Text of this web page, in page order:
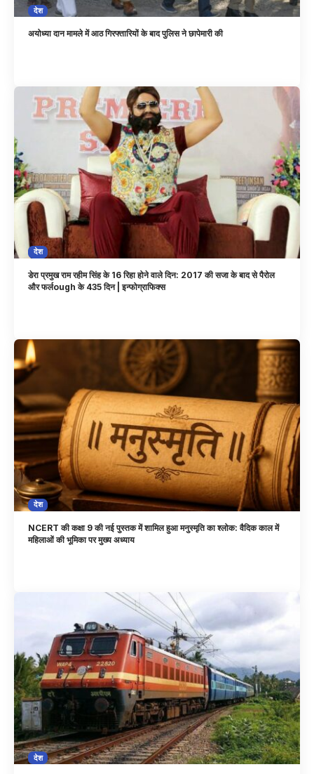
देश
अयोध्या दान मामले में आठ गिरफ्तारियों के बाद पुलिस ने छापेमारी की
देश
डेरा प्रमुख राम रहीम सिंह के 16 रिहा होने वाले दिन: 2017 की सजा के बाद से पैरोल
और फर्लough के 435 दिन | इन्फोग्राफिक्स
देश
NCERT की कक्षा 9 की नई पुस्तक में शामिल हुआ मनुस्मृति का श्लोक: वैदिक काल में
महिलाओं की भूमिका पर मुख्य अध्याय
देश